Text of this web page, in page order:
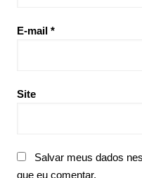
E-mail *
Site
Salvar meus dados
que eu comentar.